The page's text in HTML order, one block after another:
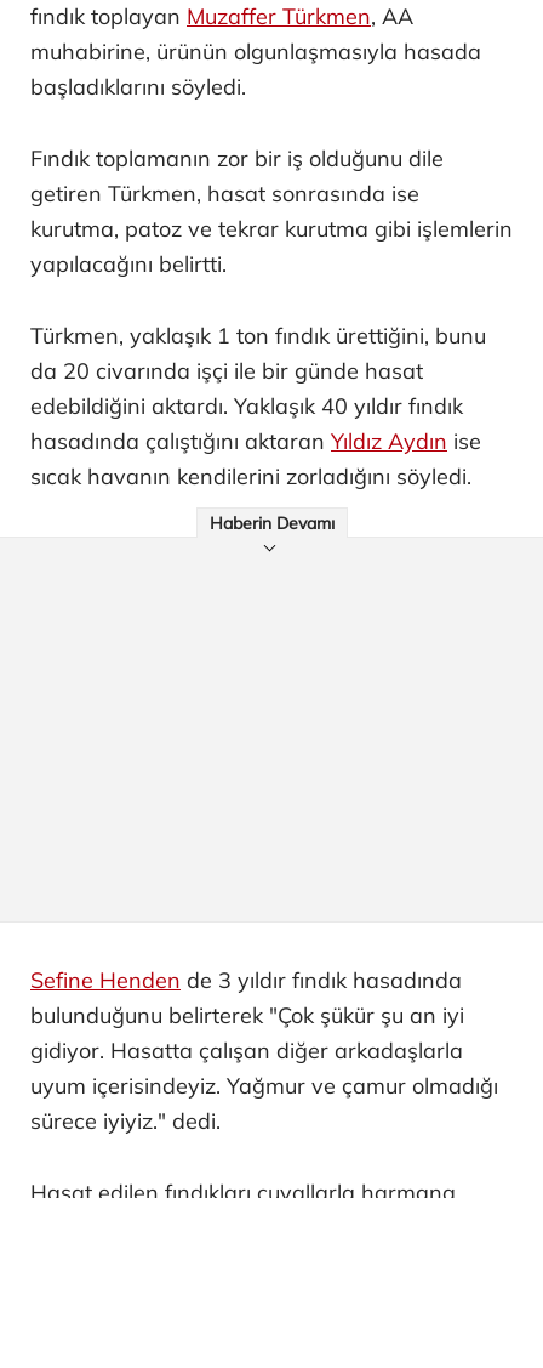
fındık toplayan Muzaffer Türkmen, AA
muhabirine, ürünün olgunlaşmasıyla hasada
başladıklarını söyledi.
Fındık toplamanın zor bir iş olduğunu dile
getiren Türkmen, hasat sonrasında ise
kurutma, patoz ve tekrar kurutma gibi işlemlerin
yapılacağını belirtti.
Türkmen, yaklaşık 1 ton fındık ürettiğini, bunu
da 20 civarında işçi ile bir günde hasat
edebildiğini aktardı. Yaklaşık 40 yıldır fındık
hasadında çalıştığını aktaran Yıldız Aydın ise
sıcak havanın kendilerini zorladığını söyledi.
Haberin Devamı
Sefine Henden de 3 yıldır fındık hasadında
bulunduğunu belirterek "Çok şükür şu an iyi
gidiyor. Hasatta çalışan diğer arkadaşlarla
uyum içerisindeyiz. Yağmur ve çamur olmadığı
sürece iyiyiz." dedi.
Hasat edilen fındıkları çuvallarla harmana